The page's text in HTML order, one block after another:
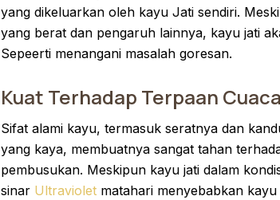
yang dikeluarkan oleh kayu Jati sendiri.
yang berat dan pengaruh lainnya, kayu jati
Sepeerti menangani masalah goresan.
Kuat Terhadap Terpaan
Sifat alami kayu, termasuk seratnya dan
yang kaya, membuatnya sangat tahan
pembusukan. Meskipun kayu jati dalam
sinar Ultravioletmatahari menyebabkan